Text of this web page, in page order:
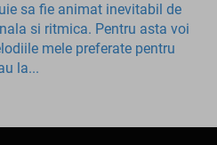
sa fie animat inevitabil de
si ritmica. Pentru asta voi
mele preferate pentru
la...